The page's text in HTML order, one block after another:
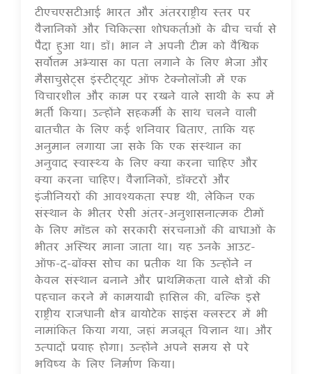
टीएचएसटीआई भारत और अंतरराष्ट्रीय स्तर पर
वैज्ञानिकों और चिकित्सा शोधकर्ताओं के बीच चर्चा से
पैदा हुआ था। डॉ। भान ने अपनी टीम को वैश्विक
सर्वोत्तम अभ्यास का पता लगाने के लिए भेजा और
मैसाचुसेट्स इंस्टीट्यूट ऑफ टेक्नोलॉजी में एक
विचारशील और काम पर रखने वाले साथी के रूप में
भर्ती किया। उन्होंने सहकर्मी के साथ चलने वाली
बातचीत के लिए कई शनिवार बिताए, ताकि यह
अनुमान लगाया जा सके कि एक संस्थान का
अनुवाद स्वास्थ्य के लिए क्या करना चाहिए और
क्या करना चाहिए। वैज्ञानिकों, डॉक्टरों और
इंजीनियरों की आवश्यकता स्पष्ट थी, लेकिन एक
संस्थान के भीतर ऐसी अंतर-अनुशासनात्मक टीमों
के लिए मॉडल को सरकारी संरचनाओं की बाधाओं के
भीतर अस्थिर माना जाता था। यह उनके आउट-
ऑफ-द-बॉक्स सोच का प्रतीक था कि उन्होंने न
केवल संस्थान बनाने और प्राथमिकता वाले क्षेत्रों की
पहचान करने में कामयाबी हासिल की, बल्कि इसे
राष्ट्रीय राजधानी क्षेत्र बायोटेक साइंस क्लस्टर में भी
नामांकित किया गया, जहां मजबूत विज्ञान था। और
उत्पादों प्रवाह होगा। उन्होंने अपने समय से परे
भविष्य के लिए निर्माण किया।